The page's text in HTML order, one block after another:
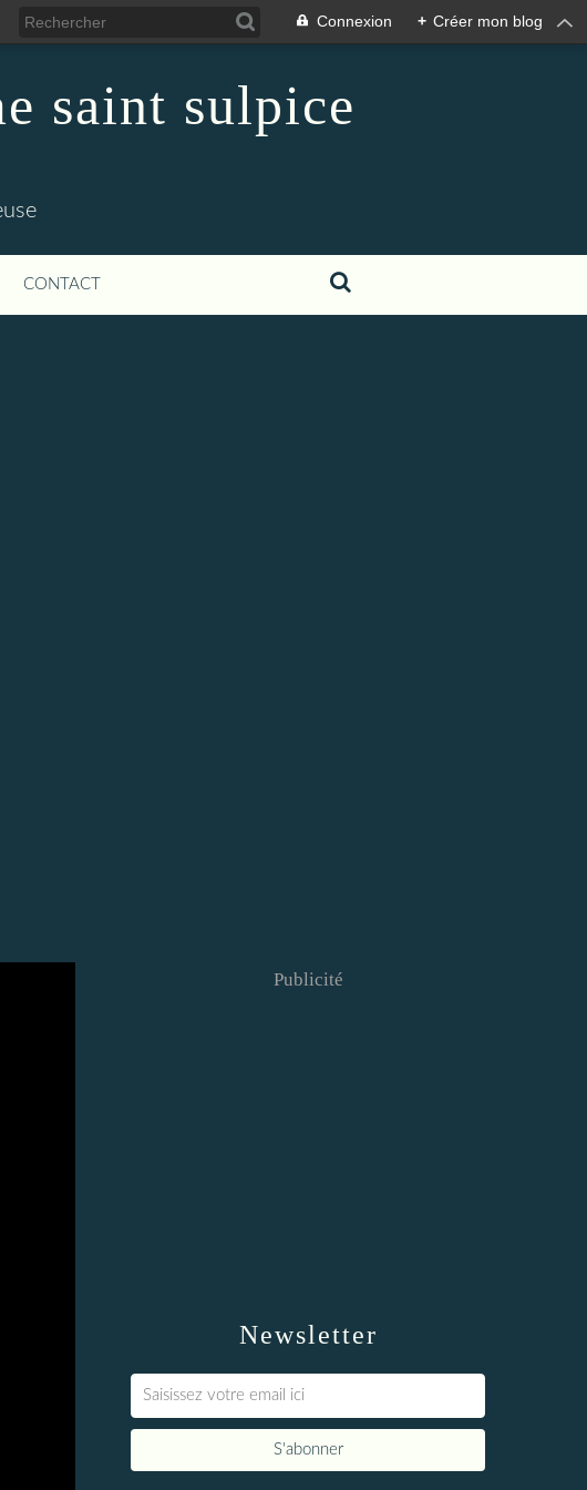
Connexion + Créer mon blog
saint sulpice
CONTACT
Newsletter
Publicité